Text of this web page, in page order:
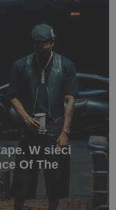
W sieci
Of The